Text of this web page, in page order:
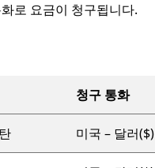
로 요금이 청구됩니다.
청구 통화
미국 – 달러